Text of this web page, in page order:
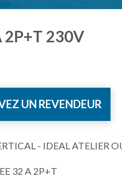
2P+T 230V
UN REVENDEUR
- IDEAL ATELIER
32 A 2P+T